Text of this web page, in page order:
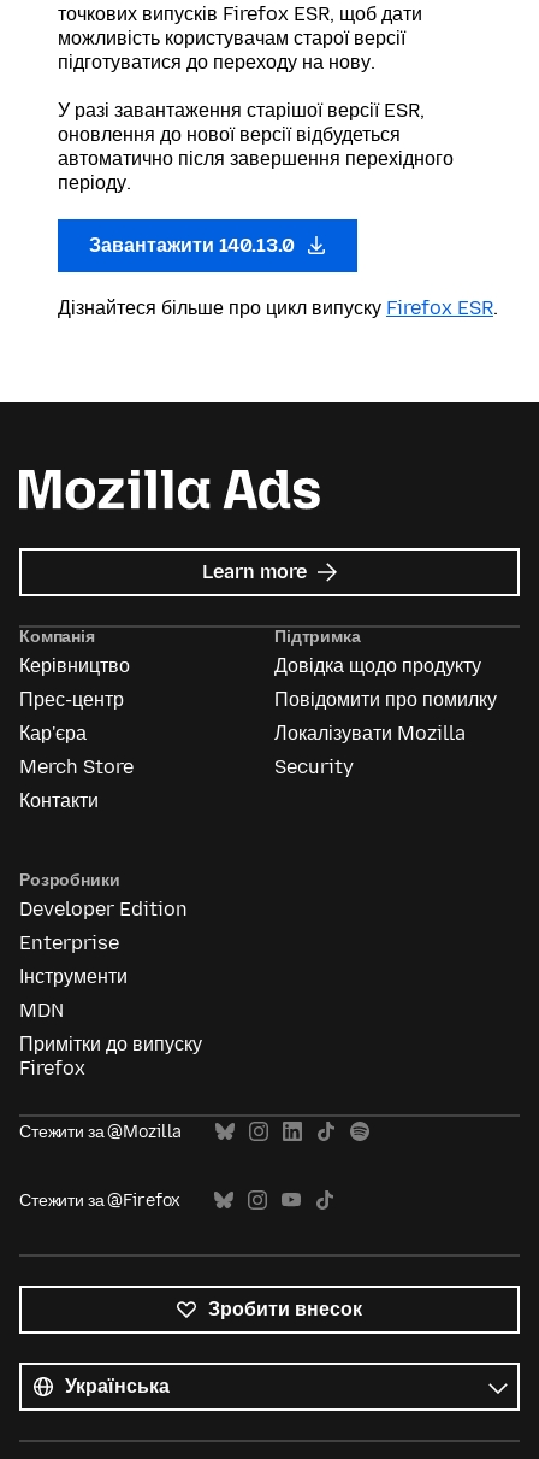
точкових випусків Firefox ESR, щоб дати
можливість користувачам старої версії
підготуватися до переходу на нову.
У разі завантаження старішої версії ESR,
оновлення до нової версії відбудеться
автоматично після завершення перехідного
періоду.
Завантажити 140.13.0
Дізнайтеся більше про цикл випуску Firefox ESR.
Learn more about
Mozilla
Компанія
Керівництво
Прес-центр
Кар'єра
Merch Store
Контакти
Підтримка
Довідка щодо продукту
Повідомити про помилку
Локалізувати Mozilla
Security
Розробники
Developer Edition
Enterprise
Інструменти
MDN
Примітки до випуску
Firefox
Стежити за @Mozilla
Стежити за @Firefox
Зробити внесок
мови
Мова